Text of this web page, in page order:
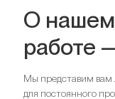
Спальни
Парковка
О
работе
Мы представим вам
для постоянного